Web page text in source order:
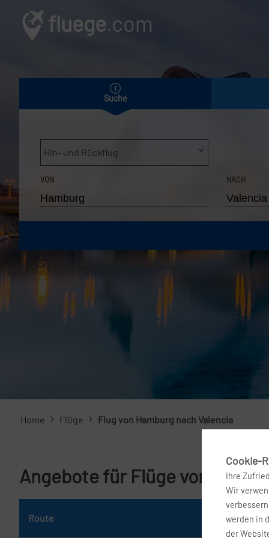
fluege.com
Suche
Hin- und Rückflug
VON NACH
Home Flüge Flug von Hamburg nach Valencia
Angebote für Flüge von
Route
Cookie-
Ihre
Wir
werden in
der